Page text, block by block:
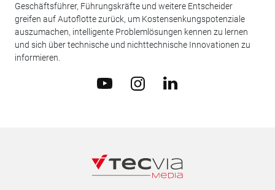
Geschäftsführer, Führungskräfte und weitere Entscheider
greifen auf Autoflotte zurück, um Kostensenkungspotenziale
auszumachen, intelligente Problemlösungen kennen zu lernen
und sich über technische und nichttechnische Innovationen zu
informieren.